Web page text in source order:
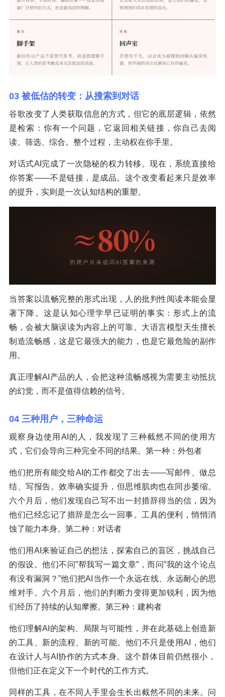
03 被低估的转变：从搜索到对话
谷歌改变了人类获取信息的方式，但它的底层逻辑，依然
是检索：你有一个问题，它返回相关链接，你自己去阅
读、筛选、综合。整个过程，主动权在你手里。
对话式AI完成了一次隐秘的权力转移。现在，系统直接给
你答案——不是链接，是成品。这个改变看起来只是效率
的提升，实则是一次认知结构的重塑。
当答案以流畅完整的形式出现，人的批判性阅读本能会显
著下降。这是认知心理学早已证明的事实：形式上的流
畅，会被大脑误读为内容上的可靠。大语言模型天生擅长
制造流畅感，这是它最强大的能力，也是它最危险的副作
用。
真正理解AI产品的人，会把这种流畅感视为需要主动抵抗
的幻觉，而不是值得信赖的信号。
04 三种用户，三种命运
观察身边使用AI的人，我发现了三种截然不同的使用方
式，它们会导向三种完全不同的结果。第一种：外包者
他们把所有能交给AI的工作都交了出去——写邮件、做总
结、写报告。效率确实提升，但思维肌肉也在同步萎缩。
六个月后，他们发现自己写不出一封措辞得当的信，因为
他们已经忘记了措辞是怎么一回事。工具的便利，悄悄消
蚀了能力本身。第二种：对话者
他们用AI来验证自己的想法，探索自己的盲区，挑战自己
的假设。他们不问”帮我写一篇文章”，而问”我的这个论点
有没有漏洞？”他们把AI当作一个永远在线、永远耐心的思
维对手。六个月后，他们的判断力变得更加锐利，因为他
们经历了持续的认知摩擦。第三种：建构者
他们理解AI的架构、局限与可能性，并在此基础上创造新
的工具、新的流程、新的可能。他们不只是使用AI，他们
在设计人与AI协作的方式本身。这个群体目前仍然很小，
但他们正在定义下一个时代的工作方式。
同样的工具，在不同人手里会生长出截然不同的未来。问